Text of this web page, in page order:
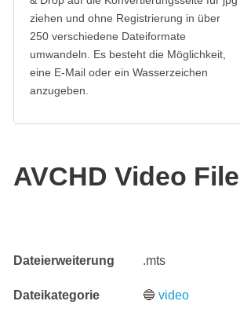
ziehen und ohne Registrierung in über
250 verschiedene Dateiformate
umwandeln. Es besteht die Möglichkeit,
eine E-Mail oder ein Wasserzeichen
anzugeben.
AVCHD Video File
Dateierweiterung .mts
Dateikategorie 🔵video